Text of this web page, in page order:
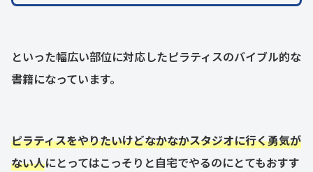
といった幅広い部位に対応したピラティスのバイブル的な
書籍になっています。
ピラティスをやりたいけどなかなかスタジオに行く勇気が
ない人にとってはこっそりと自宅でやるのにとてもおすす